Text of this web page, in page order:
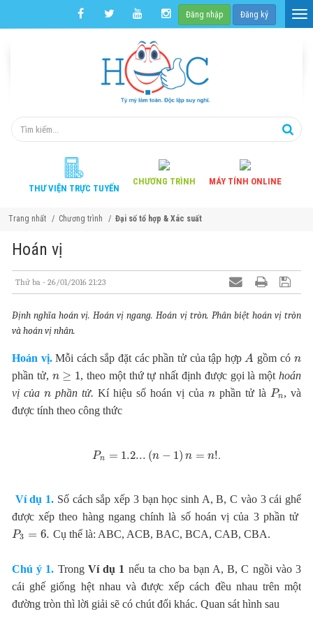
Đăng nhập Đăng ký
THƯ VIỆN TRỰC TUYẾN
CHƯƠNG TRÌNH MÁY TÍNH ONLINE
Trang nhất Chương trình Đại số tổ hợp & Xác suất
Hoán vị
Thứ ba - 26/01/2016 21:23
Định nghĩa hoán vị. Hoán vị ngang. Hoán vị tròn. Phân biệt hoán vị tròn
và hoán vị nhân.
Hoán vị. Mỗi cách sắp đặt các phần tử của tập hợp A gồm có n
phần tử, n ≥ 1, theo một thứ tự nhất định được gọi là mộthoán
vị của n phần tử.Kí hiệu số hoán vị của n phần tử là Pn, và
được tính theo công thức
Pn = 1.2... (n − 1) n = n!.
Ví dụ 1. Số cách sắp xếp 3 bạn học sinh A, B, C vào 3 cái ghế
được xếp theo hàng ngang chính là số hoán vị của 3 phần tử
P3 = 6. Cụ thể là: ABC, ACB, BAC, BCA, CAB, CBA.
Chú ý 1. Trong Ví dụ 1 nếu ta cho ba bạn A, B, C ngồi vào 3
cái ghế giống hệt nhau và được xếp cách đều nhau trên một
đường tròn thì lời giải sẽ có chút đổi khác. Quan sát hình sau